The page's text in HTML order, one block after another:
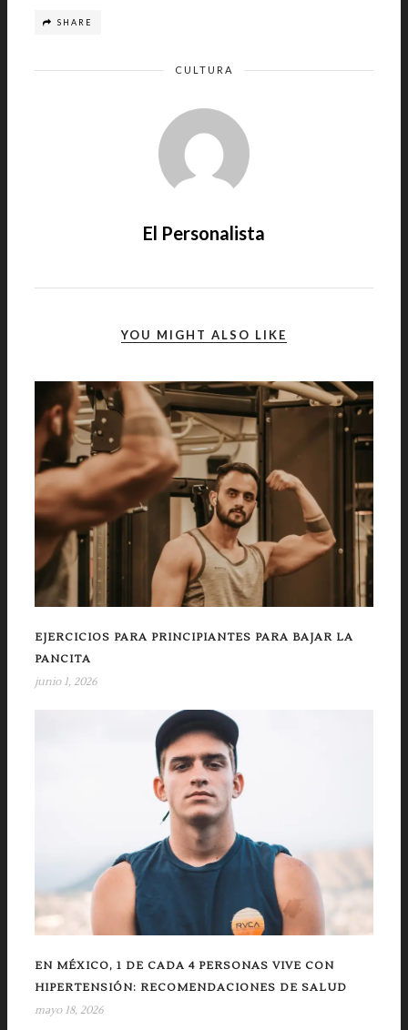
SHARE
CULTURA
El Personalista
YOU MIGHT ALSO LIKE
EJERCICIOS PARA PRINCIPIANTES PARA BAJAR LA
PANCITA
junio 1, 2026
EN MÉXICO, 1 DE CADA 4 PERSONAS VIVE CON
HIPERTENSIÓN: RECOMENDACIONES DE SALUD
mayo 18, 2026